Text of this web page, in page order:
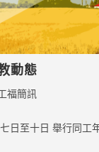
動態
福簡訊
日至十日 舉行同